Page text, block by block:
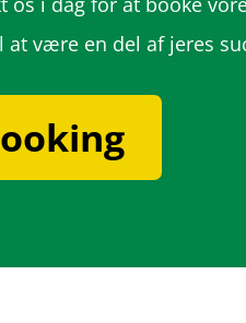
at være en del af jeres